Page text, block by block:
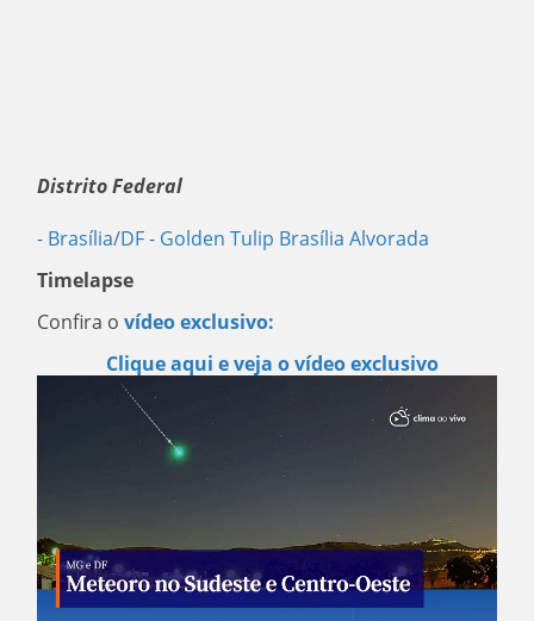
Distrito Federal
- Brasília/DF- Golden Tulip Brasília Alvorada
Timelapse
Confira o vídeo exclusivo:
Clique aqui e veja o vídeo exclusivo